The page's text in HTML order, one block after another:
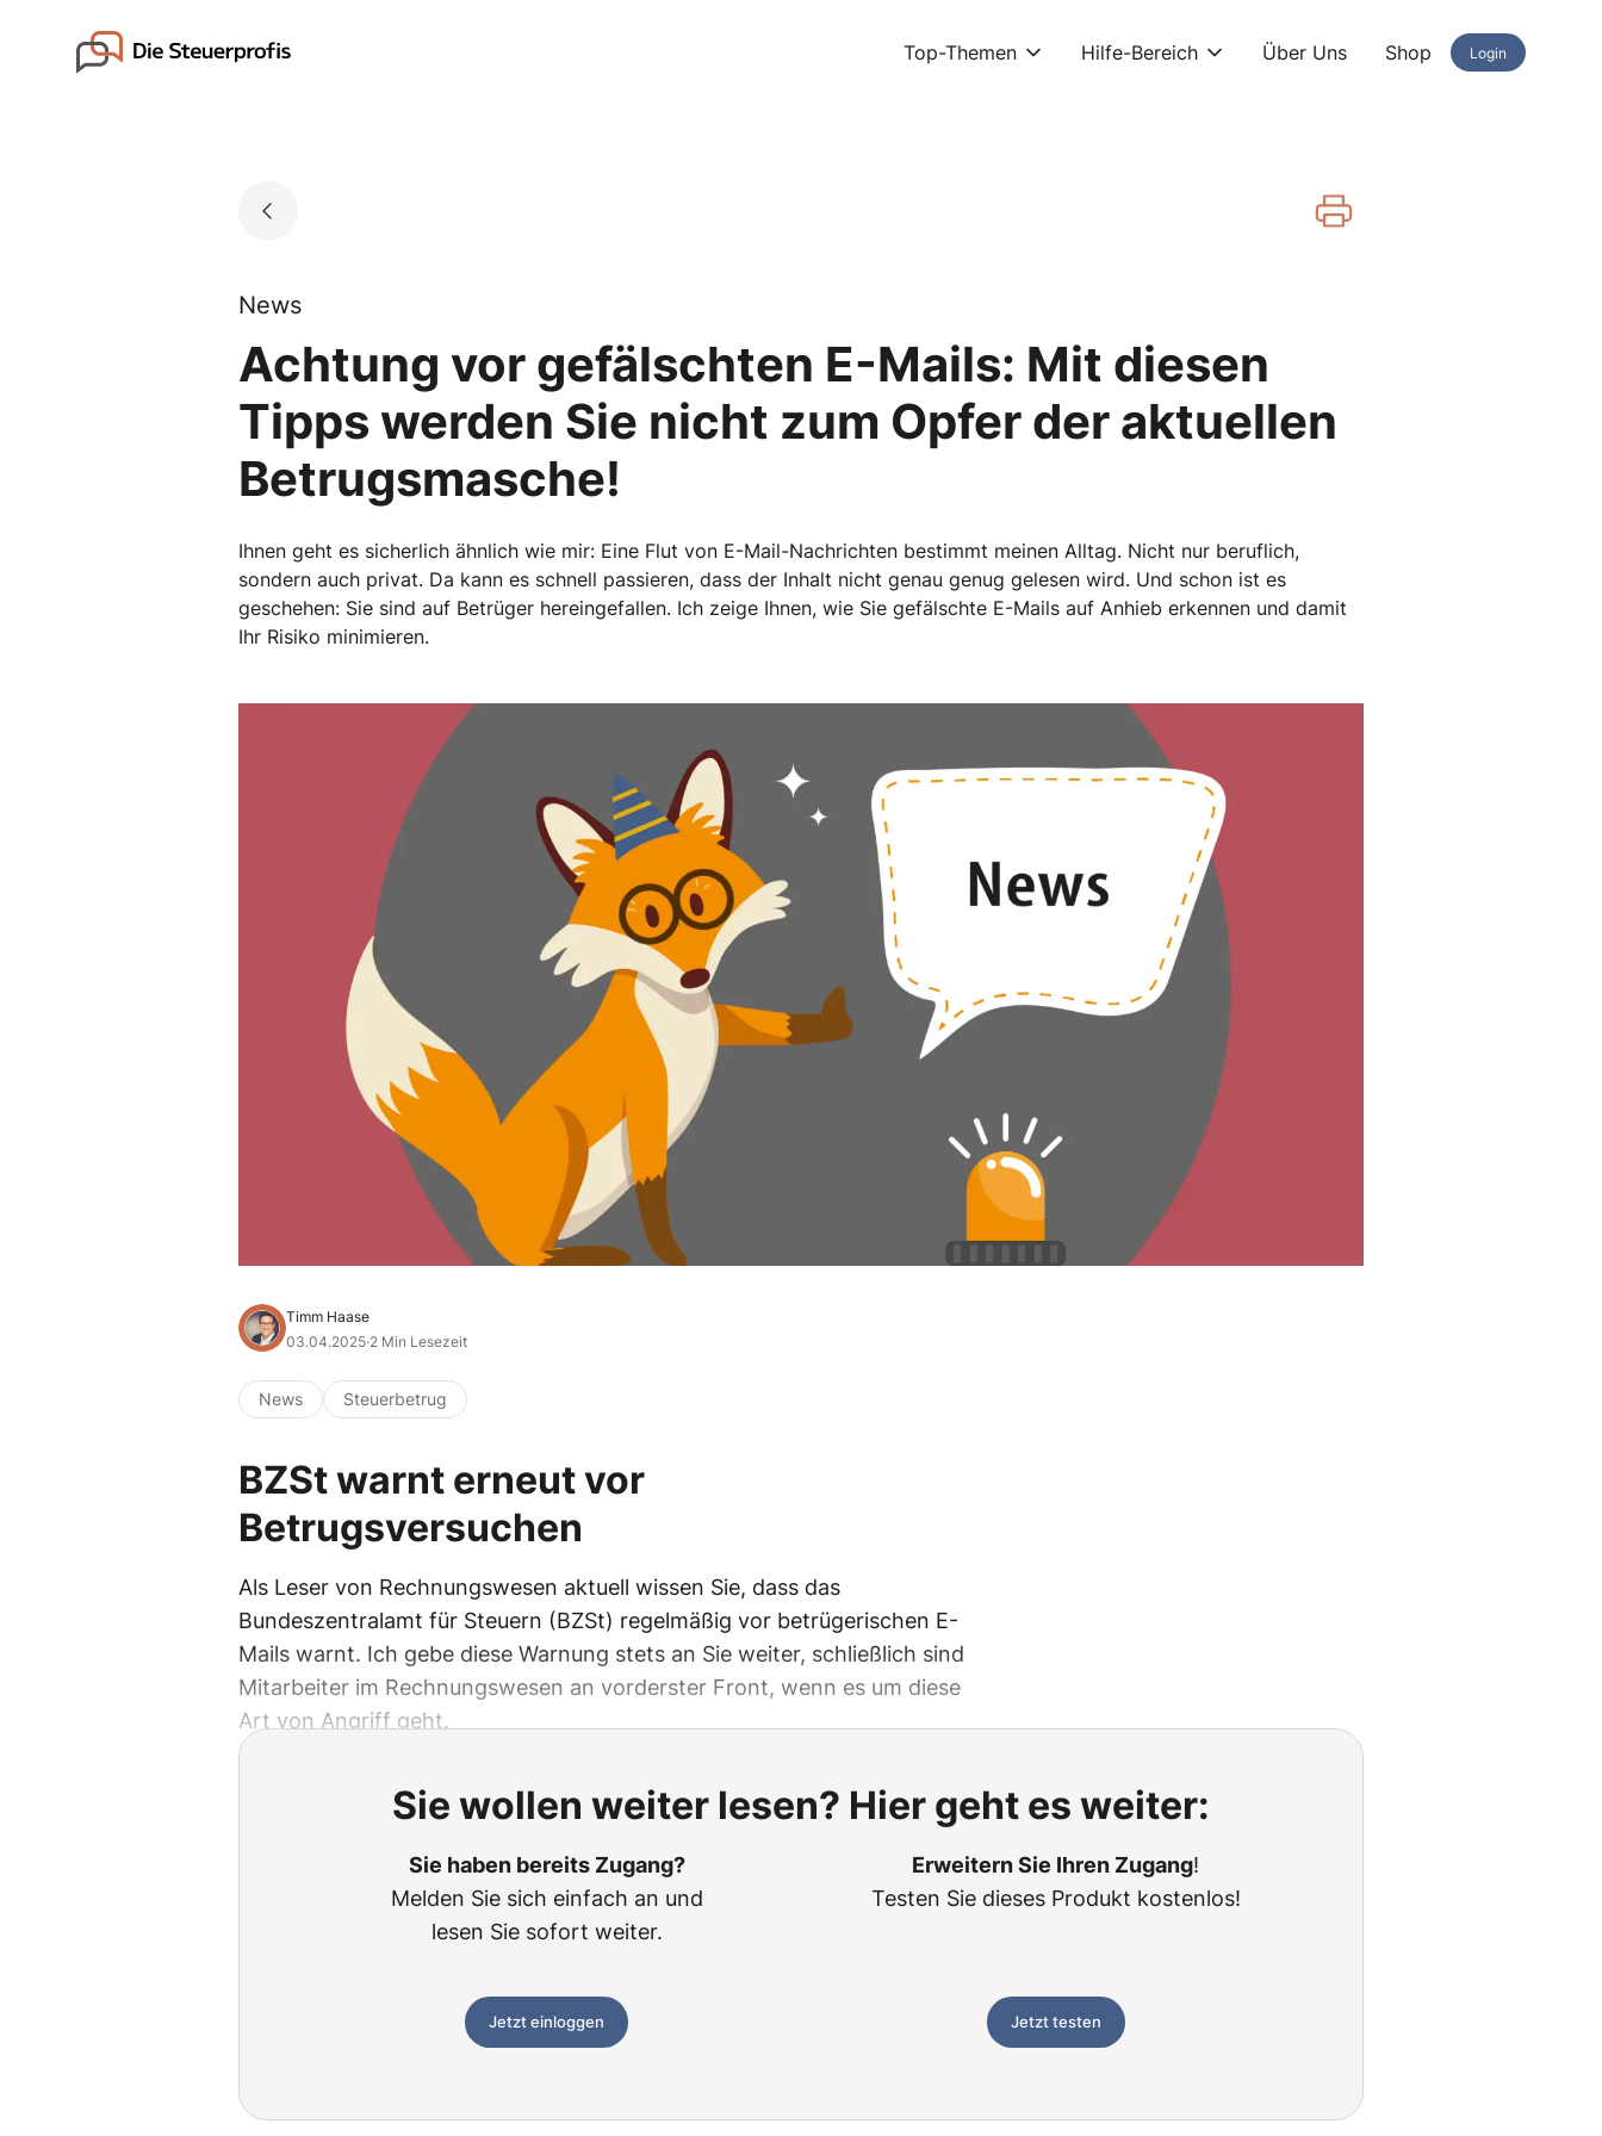
Go to landing page. Top-Themen Hilfe-Bereich Über Uns Shop Login
News
Achtung vor gefälschten E-Mails: Mit diesen
Tipps werden Sie nicht zum Opfer der aktuellen
Betrugsmasche!
Ihnen geht es sicherlich ähnlich wie mir: Eine Flut von E-Mail-Nachrichten bestimmt meinen Alltag. Nicht nur beruflich,
sondern auch privat. Da kann es schnell passieren, dass der Inhalt nicht genau genug gelesen wird. Und schon ist es
geschehen: Sie sind auf Betrüger hereingefallen. Ich zeige Ihnen, wie Sie gefälschte E-Mails auf Anhieb erkennen und damit
Ihr Risiko minimieren.
Timm Haase
03.04.2025·2 Min Lesezeit
News Steuerbetrug
BZSt warnt erneut vor
Betrugsversuchen
Als Leser von Rechnungswesen aktuell wissen Sie, dass das
Bundeszentralamt für Steuern (BZSt) regelmäßig vor betrügerischen E-
Mails warnt. Ich gebe diese Warnung stets an Sie weiter, schließlich sind
Mitarbeiter im Rechnungswesen an vorderster Front, wenn es um diese
Art von Angriff geht.
Sie wollen weiter lesen? Hier geht es weiter:
Sie haben bereits Zugang?
Melden Sie sich einfach an und
lesen Sie sofort weiter.
Erweitern Sie Ihren Zugang!
Testen Sie dieses Produkt kostenlos!
Jetzt einloggen Jetzt testen